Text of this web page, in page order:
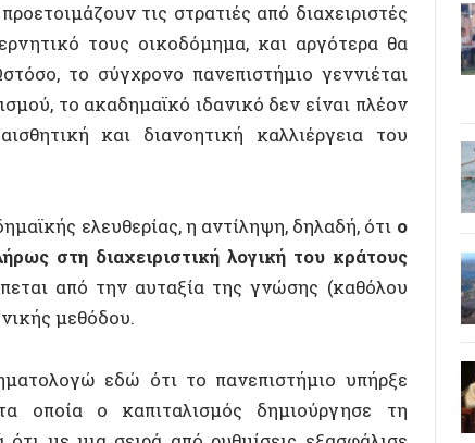
και διανοητική καλλιέργεια του
ελευθερίας, η αντίληψη, δηλαδή, ότι
ο
διαχειριστική λογική του κράτους
από την αυταξία της γνώσης (καθόλου
εδώ ότι το πανεπιστήμιο υπήρξε
o καπιταλισμός δημιούργησε τη
σειρά από ρυθμίσεις εξασφάλισε
μεταξύ άλλων, σημαντική εστία
με αυτόν, και εκτός από την
την επέκταση και εμβάθυνση του
στον ολοκληρωτισμό, με τη μορφή
3
1
28